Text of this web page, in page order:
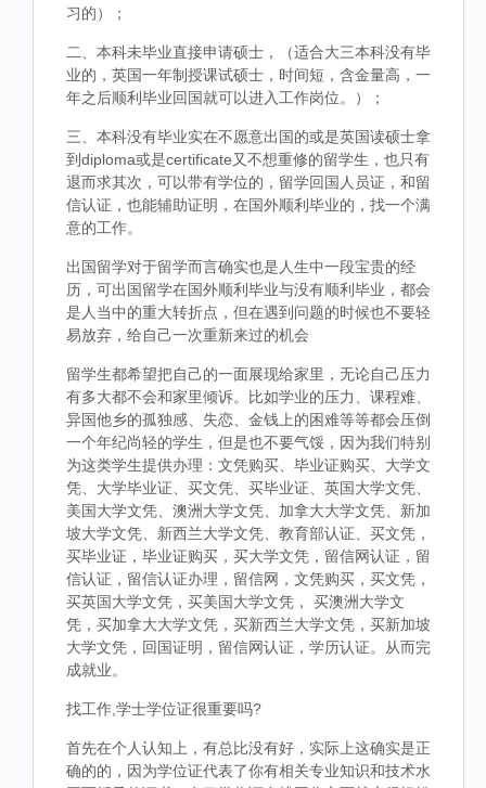
习的）；
二、本科未毕业直接申请硕士，（适合大三本科没有毕
业的，英国一年制授课试硕士，时间短，含金量高，一
年之后顺利毕业回国就可以进入工作岗位。）；
三、本科没有毕业实在不愿意出国的或是英国读硕士拿
到diploma或是certificate又不想重修的留学生，也只有
退而求其次，可以带有学位的，留学回国人员证，和留
信认证，也能辅助证明，在国外顺利毕业的，找一个满
意的工作。
出国留学对于留学而言确实也是人生中一段宝贵的经
历，可出国留学在国外顺利毕业与没有顺利毕业，都会
是人当中的重大转折点，但在遇到问题的时候也不要轻
易放弃，给自己一次重新来过的机会
留学生都希望把自己的一面展现给家里，无论自己压力
有多大都不会和家里倾诉。比如学业的压力、课程难、
异国他乡的孤独感、失恋、金钱上的困难等等都会压倒
一个年纪尚轻的学生，但是也不要气馁，因为我们特别
为这类学生提供办理：文凭购买、毕业证购买、大学文
凭、大学毕业证、买文凭、买毕业证、英国大学文凭、
美国大学文凭、澳洲大学文凭、加拿大大学文凭、新加
坡大学文凭、新西兰大学文凭、教育部认证、买文凭，
买毕业证，毕业证购买，买大学文凭，留信网认证，留
信认证，留信认证办理，留信网，文凭购买，买文凭，
买英国大学文凭，买美国大学文凭， 买澳洲大学文
凭，买加拿大大学文凭，买新西兰大学文凭，买新加坡
大学文凭，回国证明，留信网认证，学历认证。从而完
成就业。
找工作,学士学位证很重要吗?
首先在个人认知上，有总比没有好，实际上这确实是正
确的的，因为学位证代表了你有相关专业知识和技术水